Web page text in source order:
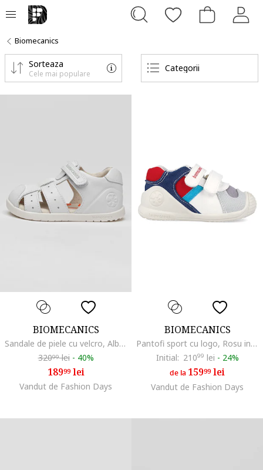
Biomecanics
Categorii
Sorteaza
Cele mai populare
BIOMECANICS
Sandale de piele cu velcro, Alb optic
32099lei - 40%
18999lei
Vandut de Fashion Days
BIOMECANICS
Pantofi sport cu logo, Rosu inchis/Alb murdar/Bleumarin
Initial: 21099 lei - 24%
de la 15999lei
Vandut de Fashion Days